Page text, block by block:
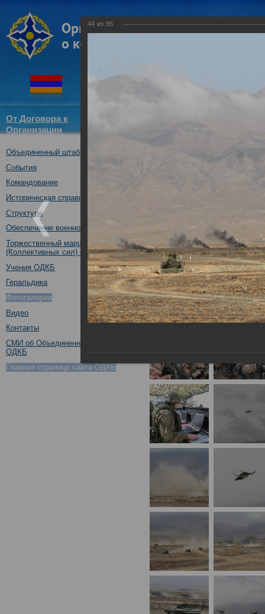
От Договора к
Организации
Новости
Объединенный штаб ОДКБ
События
Командование
Историческая справка
Структура
Обеспечение военной безопасности
Торжественный марш Войск
(Коллективных сил) ОДКБ
Учения ОДКБ
Геральдика
Фотогалерея
Видео
Контакты
СМИ об Объединенном штабе
ОДКБ
Главная страница сайта ОДКБ
«Взаимодействие-2018»
44 из 95